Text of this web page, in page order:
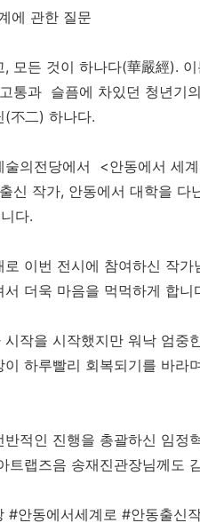
에 관한 질문
모든 것이 하나다(華嚴經).
통과 슬픔에 차있던 청년기
(不二) 하나다.
술의전당에서 <안동에서 세
신 작가, 안동에서 대학을
다.
로 이번 전시에 참여하신 작
더욱 마음을 먹먹하게 합니
시작을 시작했지만 워낙 엄
이 하루빨리 회복되기를 바
반적인 진행을 총괄하신 임정
트랩즈음 송재진관장님께도
#안동에서세계로 #안동출신